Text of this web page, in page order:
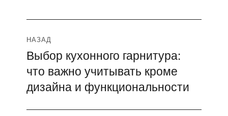
Навигация
по
записям
НАЗАД
Предыдущая
запись:
Выбор кухонного гарнитура:
что важно учитывать кроме
дизайна и функциональности